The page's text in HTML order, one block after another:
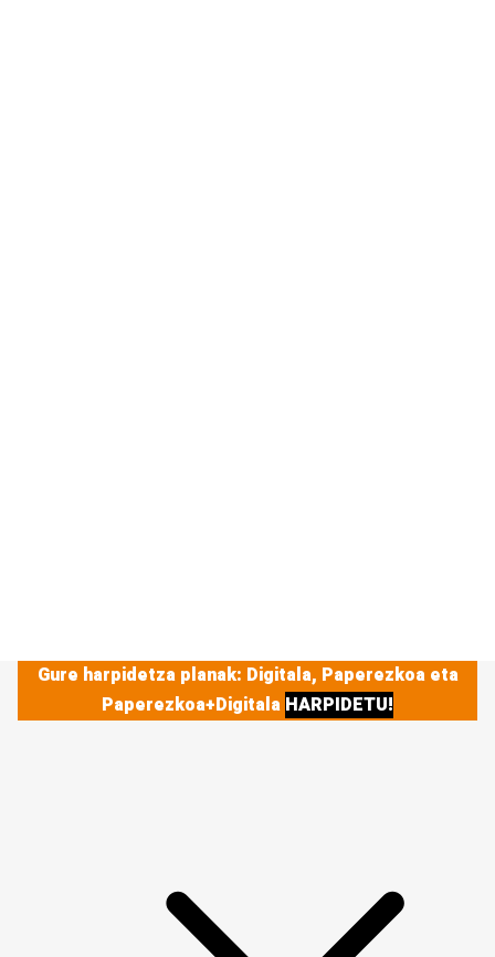
Gure harpidetza planak: Digitala, Paperezkoa eta
Paperezkoa+Digitala HARPIDETU!